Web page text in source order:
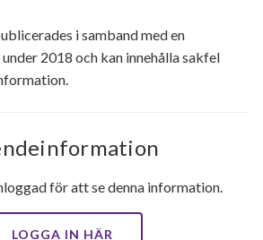
i samband med en
2018 och kan innehålla sakfel
för att se denna information.
LOGGA IN HÄR